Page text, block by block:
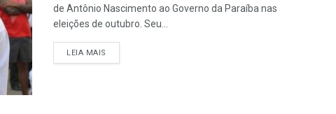
de Antônio Nascimento ao Governo da Paraíba nas
eleições de outubro. Seu...
LEIA MAIS